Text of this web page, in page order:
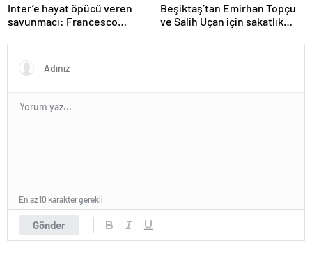
Inter’e hayat öpücü veren
savunmacı: Francesco
Beşiktaş’tan Emirhan Topçu
ve Salih Uçan için sakatlık
Gönder
En az 10 karakter gerekli